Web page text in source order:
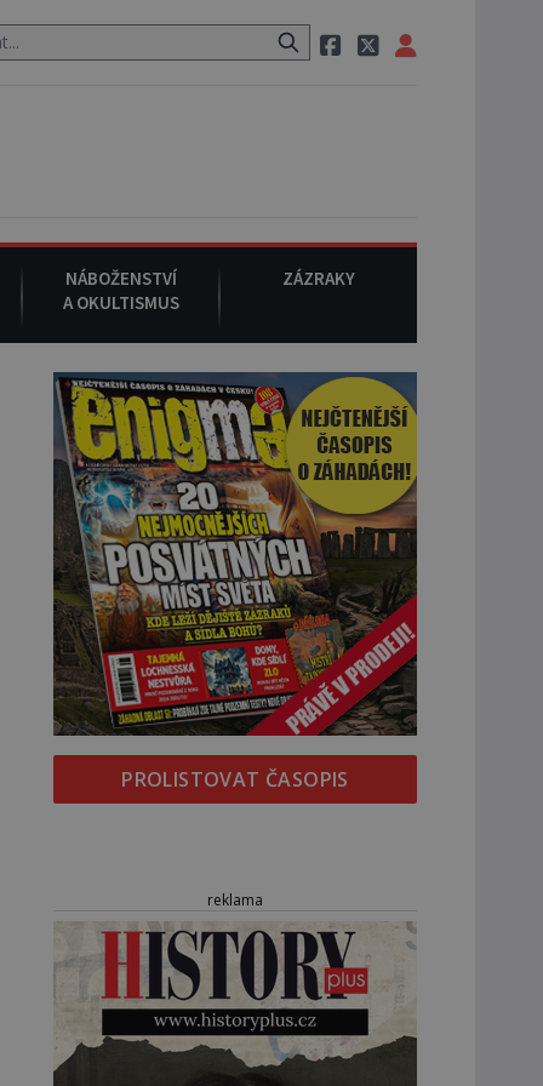
cestě utíká zvláštní psovitá šelma, údajně bájná čupakabra.
NÁBOŽENSTVÍ
A OKULTISMUS
ZÁZRAKY
PROLISTOVAT ČASOPIS
reklama